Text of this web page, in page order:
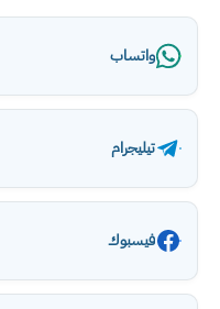
واتساب
تيليجرام
فيسبوك